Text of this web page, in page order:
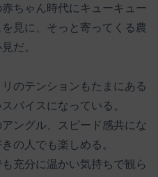
ちゃん時代にキューキュー
見に、そっと寄ってくる農
だ。
のテンションもたまにある
パイスになっている。
ングル、スピード感共にな
の人でも楽しめる。
充分に温かい気持ちで観ら